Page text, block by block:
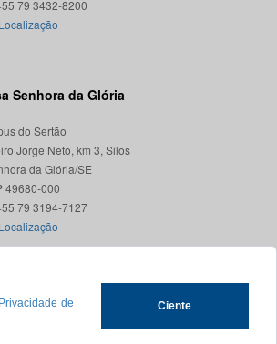
de
Ciente
Localização
Senhora da Glória
do Sertão
Jorge Neto, km 3, Silos
da Glória/SE
49680-000
Contato +55 79 3194-7127
Localização